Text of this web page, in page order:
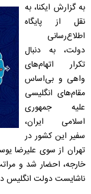
به گزارش ایکنا، به
نقل از پایگاه
اطلاع‌رسانی
دولت، به دنبال
تکرار اتهام‌‌های
واهی و بی‌اساس
مقام‌های انگلیسی
علیه جمهوری
اسلامی ایران،
سفیر این کشور در
تهران از سوی علیرضا
خارجه، احضار شد و
ناشایست دولت انگلیس